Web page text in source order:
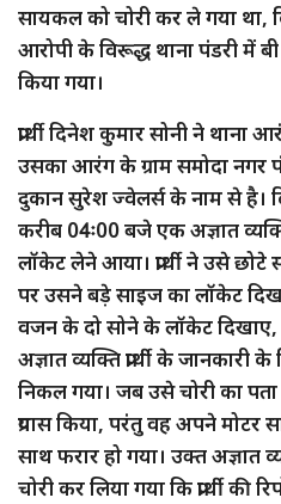
सायकल को चोरी कर ले गया था, कि
आरोपी के विरूद्ध थाना पंडरी में
किया गया।
प्रार्थी दिनेश कुमार सोनी ने थाना
उसका आरंग के ग्राम समोदा नगर
दुकान सुरेश ज्वेलर्स के नाम से है।
करीब 04ः00 बजे एक अज्ञात
लॉकेट लेने आया। प्रार्थी ने उसे
पर उसने बड़े साइज का लॉकेट दिखाने
वजन के दो सोने के लॉकेट
अज्ञात व्यक्ति प्रार्थी के जानकारी
निकल गया। जब उसे चोरी का
प्रयास किया, परंतु वह अपने
साथ फरार हो गया। उक्त अज्ञात
चोरी कर लिया गया कि प्रार्थी की